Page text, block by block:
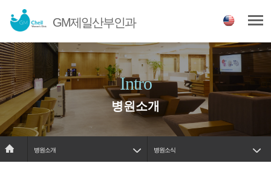
GM제일산부인과
Intro
병원소개
병원소개 병원소식